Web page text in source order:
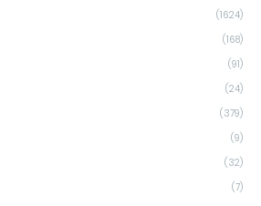
(1624)
(168)
(91)
(24)
(379)
(9)
(32)
(7)